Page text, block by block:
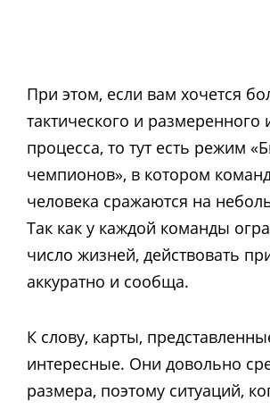
При этом, если вам хочется
тактического и размеренного
процесса, то тут есть режим
чемпионов», в котором
человека сражаются на
Так как у каждой команды
число жизней, действовать
аккуратно и сообща.
К слову, карты,
интересные. Они довольно
размера, поэтому ситуаций,